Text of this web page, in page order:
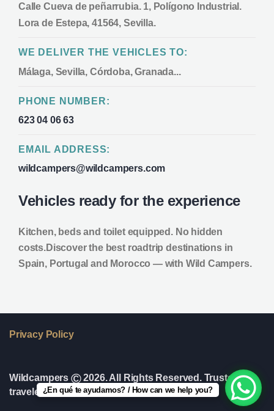
Calle Cueva de peñarrubia. 1, Polígono Industrial.
Lora de Estepa, 41564, Sevilla.
WE DELIVER THE VEHICLES TO:
Málaga, Sevilla, Córdoba, Granada...
PHONE NUMBER:
623 04 06 63
EMAIL ADDRESS:
wildcampers@wildcampers.com
Vehicles ready for the experience
Kitchen, beds and toilet equipped. No hidden
costs.Discover the best roadtrip destinations in
Spain, Portugal and Morocco — with Wild Campers.
Privacy Policy
Wildcampers ©2026. All Rights Reserved. Trusted by
travelers from over 20 countries.
¿En qué te ayudamos? / How can we help you?